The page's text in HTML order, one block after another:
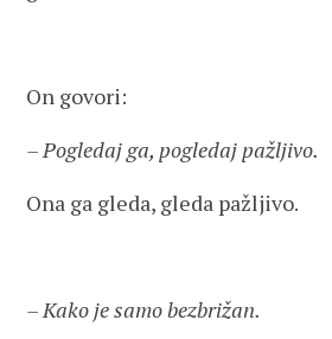
On govori:
– Pogledaj ga, pogledaj pažljivo.
Ona ga gleda, gleda pažljivo.
– Kako je samo bezbrižan.